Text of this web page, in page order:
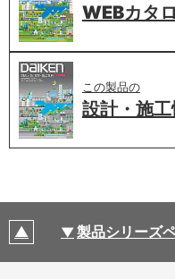
WEBカタ
この製品の
設計・施
製品シリーズ